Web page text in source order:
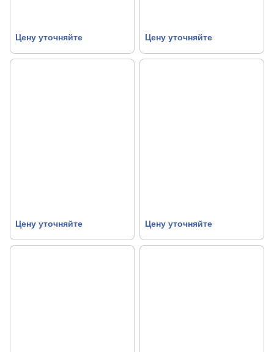
Цену уточняйте Цену уточняйте
Цену уточняйте Цену уточняйте